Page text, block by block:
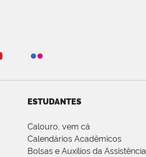
ESTUDANTES
Calouro, vem cá
Calendários Acadêmicos
Bolsas e Auxílios da Assistência